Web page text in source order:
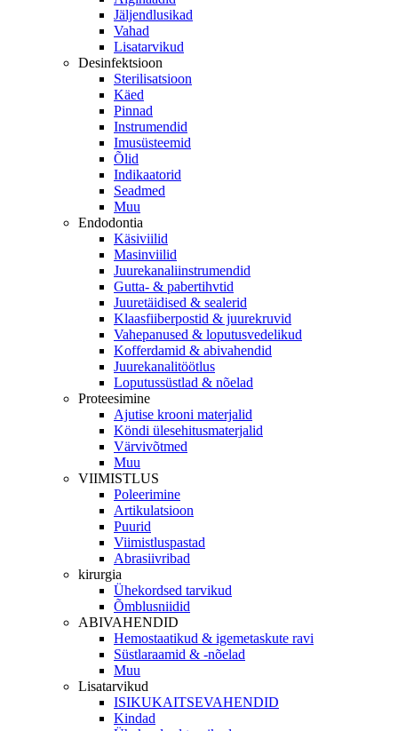
Jäljendlusikad
Vahad
Lisatarvikud
Desinfektsioon
Sterilisatsioon
Käed
Pinnad
Instrumendid
Imusüsteemid
Õlid
Indikaatorid
Seadmed
Muu
Endodontia
Käsiviilid
Masinviilid
Juurekanaliinstrumendid
Gutta- & pabertihvtid
Juuretäidised & sealerid
Klaasfiiberpostid & juurekruvid
Vahepanused & loputusvedelikud
Kofferdamid & abivahendid
Juurekanalitöötlus
Loputussüstlad & nõelad
Proteesimine
Ajutise krooni materjalid
Köndi ülesehitusmaterjalid
Värvivõtmed
Muu
VIIMISTLUS
Poleerimine
Artikulatsioon
Puurid
Viimistluspastad
Abrasiivribad
kirurgia
Ühekordsed tarvikud
Õmblusniidid
ABIVAHENDID
Hemostaatikud & igemetaskute ravi
Süstlaraamid & -nõelad
Muu
Lisatarvikud
ISIKUKAITSEVAHENDID
Kindad